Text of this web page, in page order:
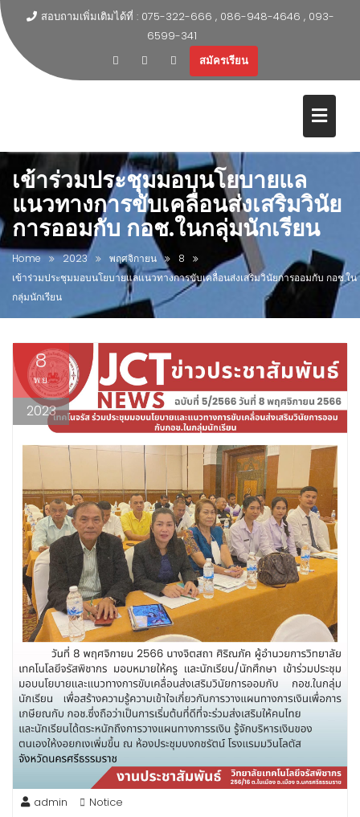
สอบถามเพิ่มเติมได้ที่ : 075-322-666 , 086-948-4646 , 093-
6599-341
สมัครเรียน
เข้าร่วมประชุมมอบนโยบายแล
แนวทางการขับเคลื่อนส่งเสริมวินัย
การออมกับ กอช.ในกลุ่มนักเรียน
Home 2023 พฤศจิกายน
8
เข้าร่วมประชุมมอบนโยบายแลแนวทางการขับเคลื่อนส่งเสริมวินัยการออมกับ กอช.ใน
กลุ่มนักเรียน
8
พ.ย.
2023
admin Notice